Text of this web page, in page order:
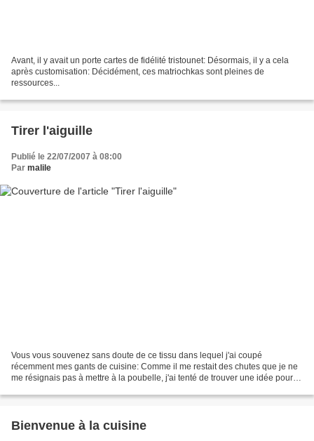
Avant, il y avait un porte cartes de fidélité tristounet: Désormais, il y a cela
après customisation: Décidément, ces matriochkas sont pleines de
ressources...
Tirer l'aiguille
Publié le 22/07/2007 à 08:00
Par malile
Vous vous souvenez sans doute de ce tissu dans lequel j'ai coupé
récemment mes gants de cuisine: Comme il me restait des chutes que je ne
me résignais pas à mettre à la poubelle, j'ai tenté de trouver une idée pour
Bienvenue à la cuisine